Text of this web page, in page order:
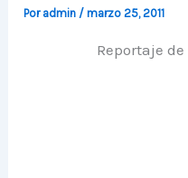
Por admin /marzo 25, 2011
Reportaje